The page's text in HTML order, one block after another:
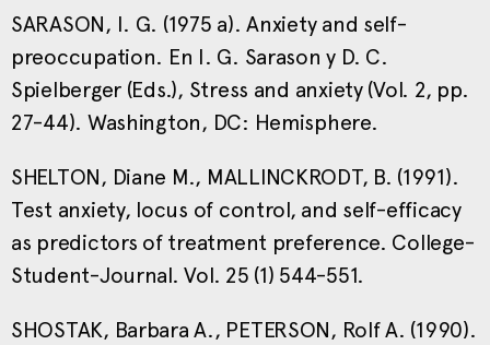
SARASON, I. G. (1975 a). Anxiety and self-
preoccupation. En I. G. Sarason y D. C.
Spielberger (Eds.), Stress and anxiety (Vol. 2, pp.
27-44). Washington, DC: Hemisphere.
SHELTON, Diane M., MALLINCKRODT, B. (1991).
Test anxiety, locus of control, and self-efficacy
as predictors of treatment preference. College-
Student-Journal. Vol. 25 (1) 544-551.
SHOSTAK, Barbara A., PETERSON, Rolf A. (1990).